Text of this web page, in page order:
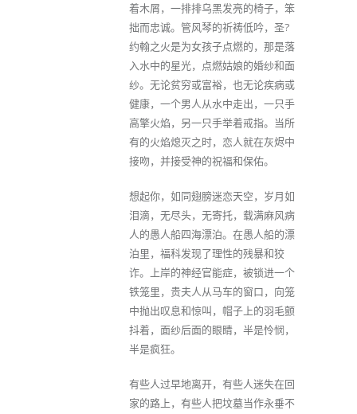
着木屑，一排排乌黑发亮的椅子，笨
拙而忠诚。管风琴的祈祷低吟，圣?
约翰之火是为女孩子点燃的，那是落
入水中的星光，点燃姑娘的婚纱和面
纱。无论贫穷或富裕，也无论疾病或
健康，一个男人从水中走出，一只手
高擎火焰，另一只手举着戒指。当所
有的火焰熄灭之时，恋人就在灰烬中
接吻，并接受神的祝福和保佑。
想起你，如同翅膀迷恋天空，岁月如
泪滴，无尽头，无寄托，载满麻风病
人的愚人船四海漂泊。在愚人船的漂
泊里，福科发现了理性的残暴和狡
诈。上岸的神经官能症，被锁进一个
铁笼里，贵夫人从马车的窗口，向笼
中抛出叹息和惊叫，帽子上的羽毛颤
抖着，面纱后面的眼睛，半是怜悯，
半是疯狂。
有些人过早地离开，有些人迷失在回
家的路上，有些人把坟墓当作永垂不